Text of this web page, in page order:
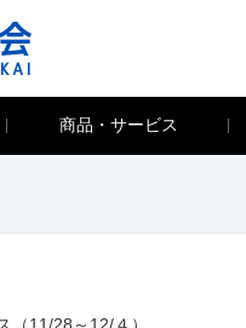
商品・サービス
（11/28～12/４）